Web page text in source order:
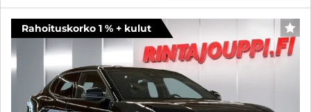
Rahoituskorko 1 % + kulut